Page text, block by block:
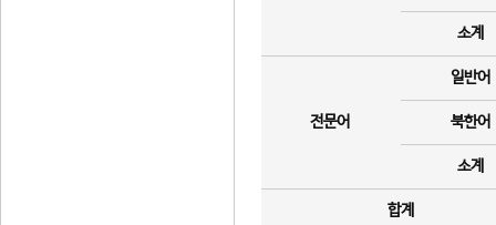
소계
전문어
일반어
북한어
소계
합계